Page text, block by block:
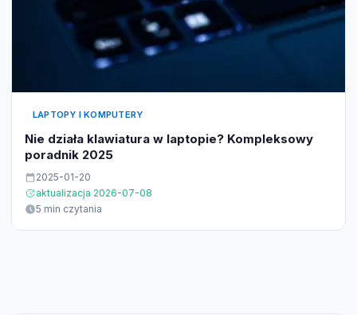
LAPTOPY I KOMPUTERY
Nie działa klawiatura w laptopie? Kompleksowy
poradnik 2025
2025-01-20
aktualizacja 2026-07-08
5 min czytania